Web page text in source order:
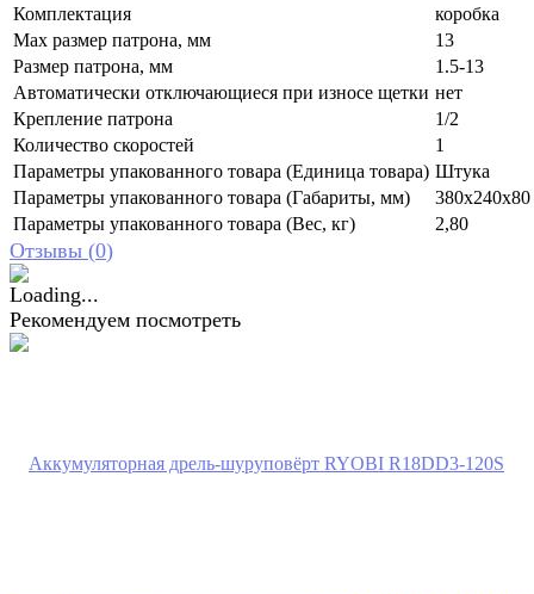
Комплектация
коробка
Max размер патрона, мм
13
Размер патрона, мм
1.5-13
Автоматически отключающиеся при износе щетки нет
Крепление патрона
1/2
Количество скоростей
1
Параметры упакованного товара (Единица товара) Штука
Параметры упакованного товара (Габариты, мм)
380x240x80
Параметры упакованного товара (Вес, кг)
2,80
Отзывы (0)
Рекомендуем посмотреть